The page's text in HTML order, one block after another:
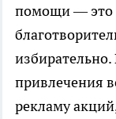
помощи — это
привлечения
рекламу